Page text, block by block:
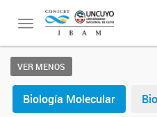
Toggle
navigation
VER MENOS
Biología Molecular